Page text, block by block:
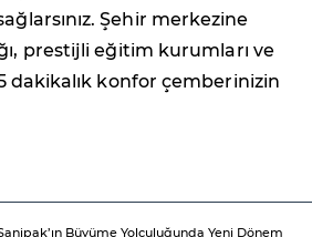
Şehir merkezine
prestijli eğitim kurumları ve
dakikalık konfor çemberinizin
Büyüme Yolculuğunda Yeni Dönem